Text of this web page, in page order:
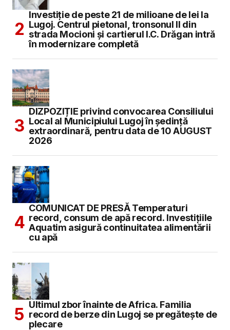
Investiție de peste 21 de milioane de lei la
Lugoj. Centrul pietonal, tronsonul II din
strada Mocioni și cartierul I.C. Drăgan intră
în modernizare completă
DIZPOZIȚIE privind convocarea Consiliului
Local al Municipiului Lugoj în şedinţă
extraordinară, pentru data de 10 AUGUST
2026
COMUNICAT DE PRESĂ Temperaturi
record, consum de apă record. Investițiile
Aquatim asigură continuitatea alimentării
cu apă
Ultimul zbor înainte de Africa. Familia
record de berze din Lugoj se pregătește de
plecare